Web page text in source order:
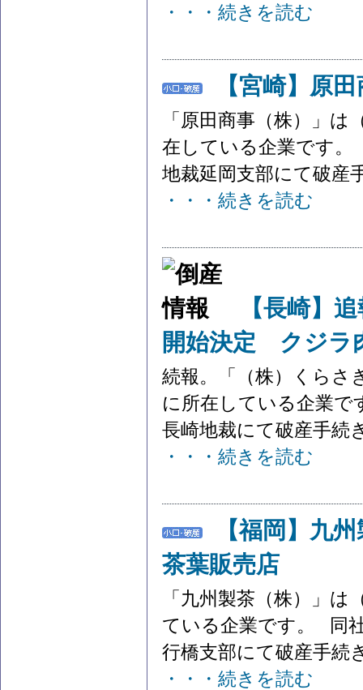
・・・続きを読む
【宮崎】原
「原田商事（株）」
在している企業です。
地裁延岡支部にて破産
・・・続きを読む
【長崎】
開始決定 クジラ
続報。「（株）くらさ
に所在している企業
長崎地裁にて破産手続
・・・続きを読む
【福岡】九
茶葉販売店
「九州製茶（株）」
ている企業です。 同
行橋支部にて破産手続
・・・続きを読む